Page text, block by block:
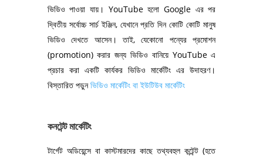
ভিডিও পাওয়া যায়। YouTube হলো Google এর পর
দ্বিতীয় সর্বোচ্চ সার্চ ইঞ্জিন, যেখানে প্রতি দিন কোটি কোটি মানুষ
ভিডিও দেখতে আসেন। তাই, যেকোনো পন্যের প্রমোশন
(promotion) করার জন্য ভিডিও বানিয়ে YouTube এ
প্রচার করা একটি কার্যকর ভিডিও মার্কেটিং এর উদাহরণ।
বিস্তারিত পড়ুনভিডিও মার্কেটিং বা ইউটিউব মার্কেটিং
কনটেন্ট মার্কেটিং
টার্গেট অডিয়েন্সে বা কাস্টমারদের কাছে তথ্যবহুল কন্টেন্ট (হতে